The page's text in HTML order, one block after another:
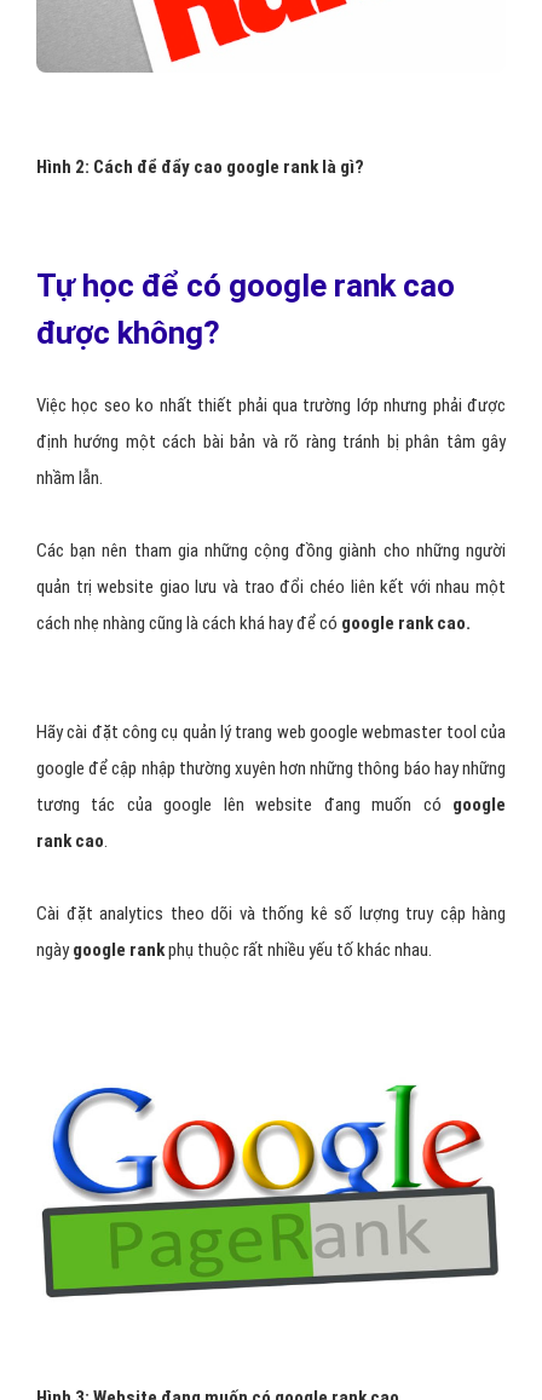
Hình 2: Cách để đẩy cao google rank là gì?
Tự học để có google rank cao
được không?
Việc học seo ko nhất thiết phải qua trường lớp nhưng phải được
định hướng một cách bài bản và rõ ràng tránh bị phân tâm gây
nhầm lẫn.
Các bạn nên tham gia những cộng đồng giành cho những người
quản trị website giao lưu và trao đổi chéo liên kết với nhau một
cách nhẹ nhàng cũng là cách khá hay để có google rank cao.
Hãy cài đặt công cụ quản lý trang web google webmaster tool của
google để cập nhập thường xuyên hơn những thông báo hay những
tương tác của google lên website đang muốn có google
rank cao.
Cài đặt analytics theo dõi và thống kê số lượng truy cập hàng
ngàygoogle rankphụ thuộc rất nhiều yếu tố khác nhau.